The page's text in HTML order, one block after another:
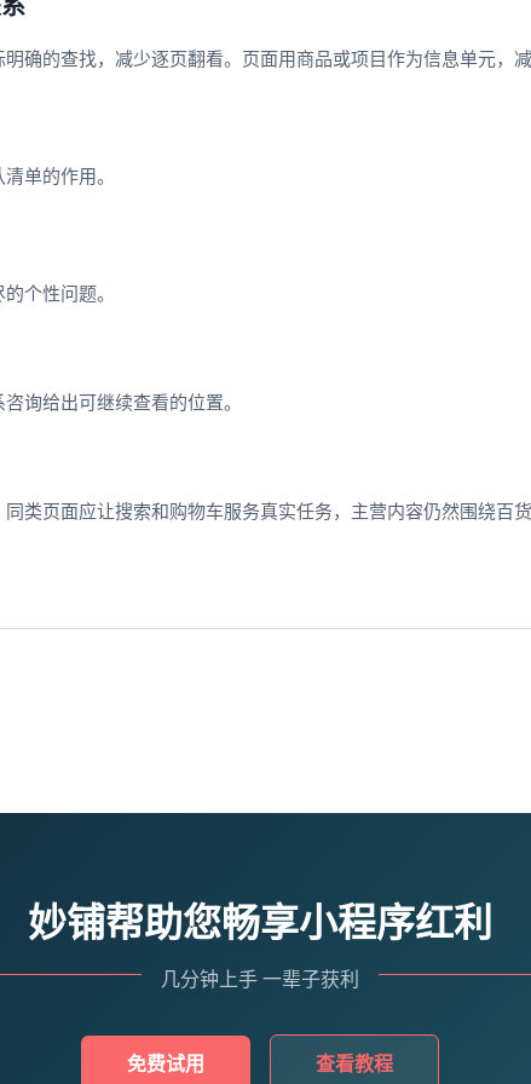
确的查找，减少逐页翻看。页面用商品或项目作为信息单元，减
单的作用。
个性问题。
询给出可继续查看的位置。
类页面应让搜索和购物车服务真实任务，主营内容仍然围绕百货
妙铺帮助您畅享小程序红利
几分钟上手 一辈子获利
免费试用 查看教程